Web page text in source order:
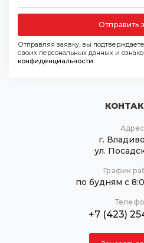
Отправить
Отправляя заявку, вы
своих персональных данных и
конфиденциальности
Адрес
г.
ул.
График
по будням с
+7 (423)